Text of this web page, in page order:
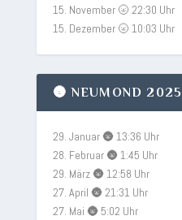
15. November 🌝 22:30 Uhr
15. Dezember 🌝 10:03 Uhr
🌚 NEUMOND 2025
29. Januar 🌚 13:36 Uhr
28. Februar 🌚 1:45 Uhr
29. März 🌚 12:58 Uhr
27. April 🌚 21:31 Uhr
27. Mai 🌚 5:02 Uhr